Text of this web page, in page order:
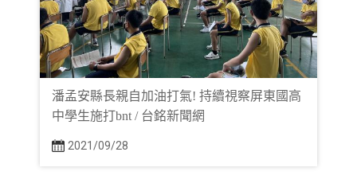
潘孟安縣長親自加油打氣! 持續視察屏東國高
中學生施打bnt / 台銘新聞網
2021/09/28